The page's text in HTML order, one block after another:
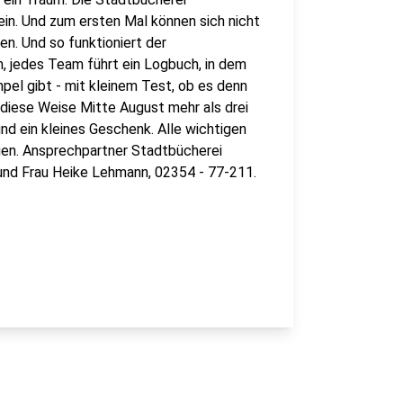
Und zum ersten Mal können sich nicht
Und so funktioniert der
jedes Team führt ein Logbuch, in dem
gibt - mit kleinem Test, ob es denn
Weise Mitte August mehr als drei
ein kleines Geschenk. Alle wichtigen
Ansprechpartner Stadtbücherei
Frau Heike Lehmann, 02354 - 77-211.